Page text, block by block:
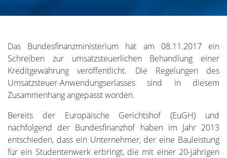
Das Bundesfinanzministerium hat am 08.11.2017 ein
Schreiben zur umsatzsteuerlichen Behandlung einer
Kreditgewährung veröffentlicht. Die Regelungen des
Umsatzsteuer-Anwendungserlasses sind in diesem
Zusammenhang angepasst worden.
Bereits der Europäische Gerichtshof (EuGH) und
nachfolgend der Bundesfinanzhof haben im Jahr 2013
entschieden, dass ein Unternehmer, der eine Bauleistung
für ein Studentenwerk erbringt, die mit einer 20-jährigen